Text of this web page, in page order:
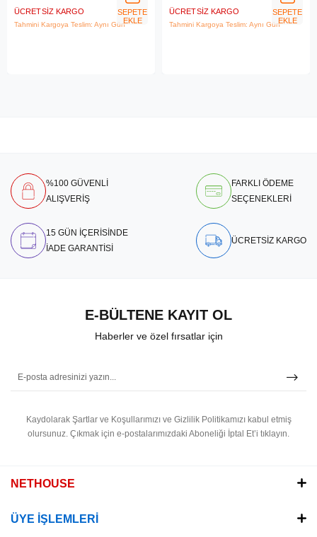
ÜCRETSIZ KARGO
Tahmini Kargoya Teslim: Aynı Gün
SEPETE
EKLE
ÜCRETSIZ KARGO
Tahmini Kargoya Teslim: Aynı Gün
SEPETE
EKLE
%100 GÜVENLİ
ALIŞVERİŞ
FARKLI ÖDEME
SEÇENEKLERİ
15 GÜN İÇERİSİNDE
İADE GARANTİSİ
ÜCRETSİZ KARGO
E-BÜLTENE KAYIT OL
Haberler ve özel fırsatlar için
Kaydolarak Şartlar ve Koşullarımızı ve Gizlilik Politikamızı kabul etmiş
olursunuz. Çıkmak için e-postalarımızdaki Aboneliği İptal Et’i tıklayın.
NETHOUSE
ÜYE İŞLEMLERİ